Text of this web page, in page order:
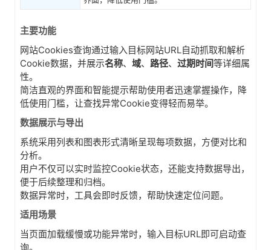
主要功能
网站Cookies查询通过输入目标网站URL自动抓取和解析
Cookie数据，并展示名称、 域、 路径、 过期时间等详细属
性。
简洁直观的界面和智能提示帮助使用者迅速掌握操作，降
低使用门槛，让查找异常Cookie变得轻而易举。
数据展示与导出
系统采用列表和图表形式清晰呈现每项数据，方便对比和
分析。
用户不仅可以实时监控Cookie状态，还能支持数据导出，
便于后续整理和归档。
数据异常时，工具会即时反馈，帮助快速定位问题。
适用场景
当页面加载缓慢或功能异常时，输入目标URL即可启动查
询。